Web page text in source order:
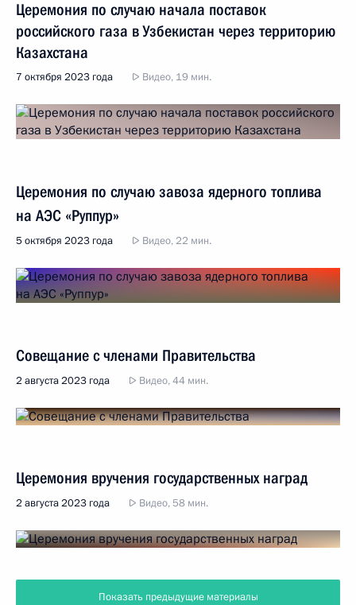
Церемония по случаю начала поставок
российского газа в Узбекистан через территорию
Казахстана
7 октября 2023 года Видео, 19 мин.
Церемония по случаю завоза ядерного топлива
на АЭС «Руппур»
5 октября 2023 года Видео, 22 мин.
Совещание с членами Правительства
2 августа 2023 года Видео, 44 мин.
Церемония вручения государственных наград
2 августа 2023 года Видео, 58 мин.
Показать предыдущие материалы